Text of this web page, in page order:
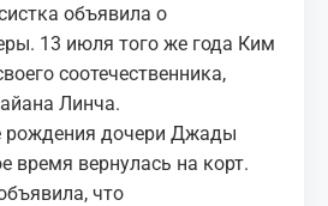
объявила о
13 июля того же года Ким
соотечественника,
Линча.
рождения дочери Джады
время вернулась на корт.
что